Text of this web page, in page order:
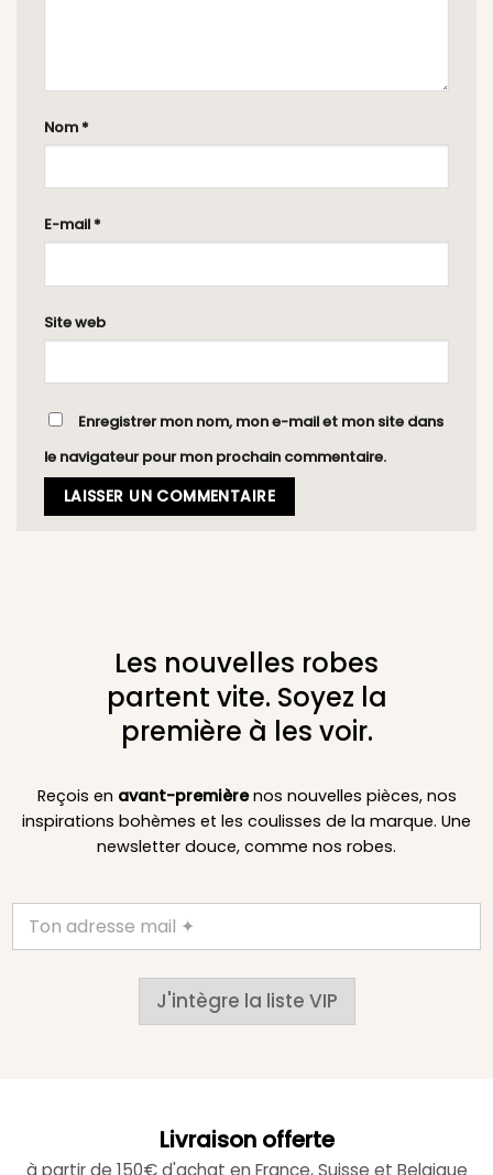
Nom *
E-mail *
Site web
Enregistrer mon nom, mon e-mail et mon site dans
le navigateur pour mon prochain commentaire.
Les nouvelles robes
partent vite. Soyez la
première à les voir.
Reçois en avant-premièrenos nouvelles pièces, nos
inspirations bohèmes et les coulisses de la marque. Une
newsletter douce, comme nos robes.
J'intègre la liste VIP
Livraison offerte
à partir de 150€ d'achat en France, Suisse et Belgique